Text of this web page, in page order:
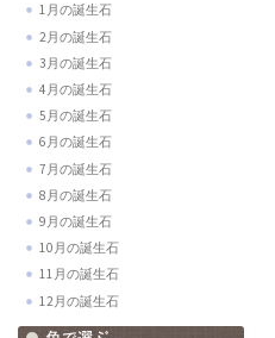
1月の誕生石
2月の誕生石
3月の誕生石
4月の誕生石
5月の誕生石
6月の誕生石
7月の誕生石
8月の誕生石
9月の誕生石
10月の誕生石
11月の誕生石
12月の誕生石